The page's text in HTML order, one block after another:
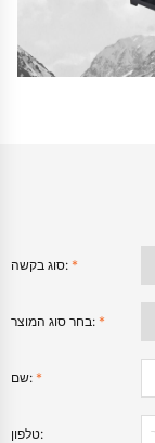
סוג בקשה: *
בחר סוג המוצר: *
שם: *
טלפון: